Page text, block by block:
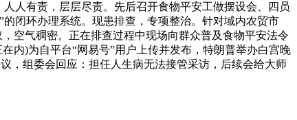
人有责，层层尽责。先后召开食物平安工做摆设会、四员
闭环办理系统。现患排查，专项整治。针对域内农贸市
空气稠密。正在排查过程中现场向群众普及食物平安法令
内)为自平台“网易号”用户上传并发布，特朗普举办白宫晚
，组委会回应：担任人生病无法接管采访，后续会给大师